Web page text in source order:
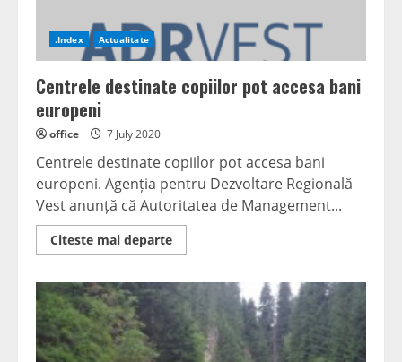
.Index Actualitate
Centrele destinate copiilor pot accesa bani
europeni
office 7 July 2020
Centrele destinate copiilor pot accesa bani
europeni. Agenția pentru Dezvoltare Regională
Vest anunță că Autoritatea de Management...
Citeste mai departeRead
more
destinate
copiilor
pot
accesa
bani
europeni